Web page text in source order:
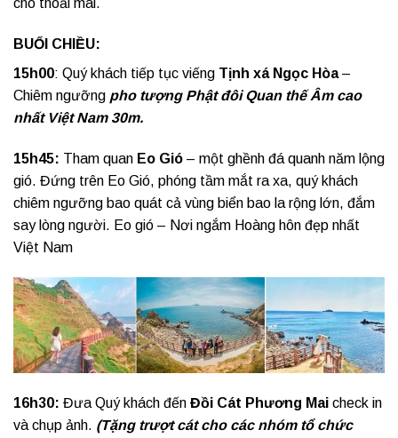
cho thoải mái.
BUỔI CHIỀU:
15h00: Quý khách tiếp tục viếng Tịnh xá Ngọc Hòa–
Chiêm ngưỡng pho tượng Phật đôi Quan thế Âm cao
nhất Việt Nam 30m.
15h45: Tham quan Eo Gió – một ghềnh đá quanh năm lộng
gió. Đứng trên Eo Gió, phóng tầm mắt ra xa, quý khách
chiêm ngưỡng bao quát cả vùng biển bao la rộng lớn, đắm
say lòng người. Eo gió – Nơi ngắm Hoàng hôn đẹp nhất
Việt Nam
16h30: Đưa Quý khách đến Đồi Cát Phương Mai check in
và chụp ảnh. (Tặng trượt cát cho các nhóm tổ chức